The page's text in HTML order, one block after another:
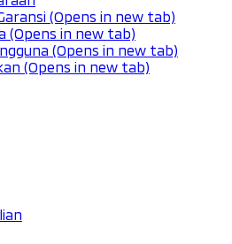
(Opens in new tab)
(Opens in new tab)
(Opens in new tab)
(Opens in new tab)